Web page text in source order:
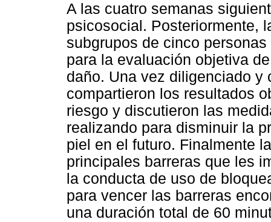
A las cuatro semanas
psicosocial. Posteriormente,
subgrupos de cinco
para la evaluación objetiva
daño. Una vez diligenciado
compartieron los resultados
riesgo y discutieron las
realizando para disminuir la
piel en el futuro. Finalmente
principales barreras que les
la conducta de uso de
para vencer las barreras
una duración total de 60